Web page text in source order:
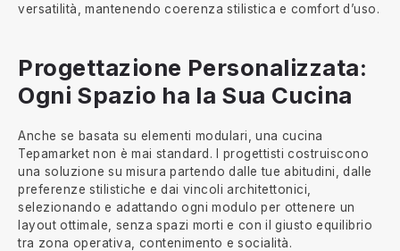
versatilità, mantenendo coerenza stilistica e comfort d’uso.
Progettazione Personalizzata:
Ogni Spazio ha la Sua Cucina
Anche se basata su elementi modulari, una cucina
Tepamarket non è mai standard. I progettisti costruiscono
una soluzione su misura partendo dalle tue abitudini, dalle
preferenze stilistiche e dai vincoli architettonici,
selezionando e adattando ogni modulo per ottenere un
layout ottimale, senza spazi morti e con il giusto equilibrio
tra zona operativa, contenimento e socialità.